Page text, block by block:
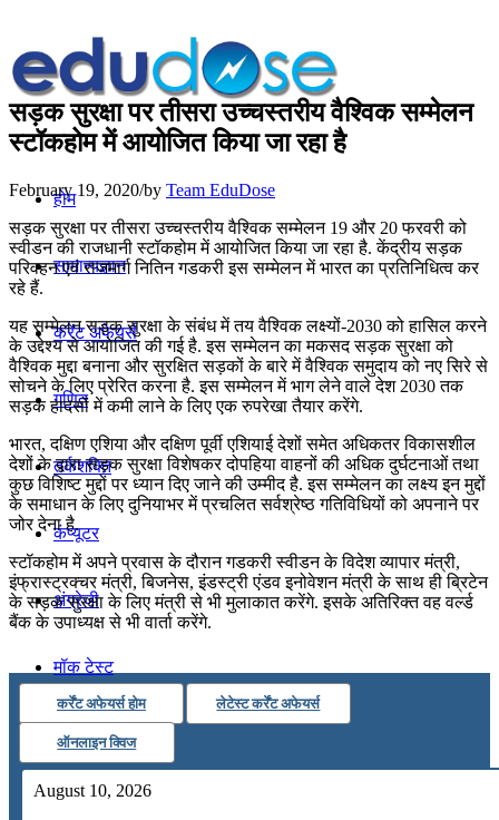
होम
सामान्यज्ञान
करेंट अफेयर्स
गणित
तर्कशक्ति
कंप्यूटर
अंग्रेजी
मॉक टेस्ट
टुडेज जीके
Menu Menu
सड़क सुरक्षा पर तीसरा उच्चस्तरीय वैश्विक सम्मेलन
स्टॉकहोम में आयोजित किया जा रहा है
February 19, 2020/by Team EduDose
सड़क सुरक्षा पर तीसरा उच्चस्तरीय वैश्विक सम्मेलन 19 और 20 फरवरी को
स्वीडन की राजधानी स्टॉकहोम में आयोजित किया जा रहा है. केंद्रीय सड़क
परिवहन एवं राजमार्ग नितिन गडकरी इस सम्मेलन में भारत का प्रतिनिधित्व कर
रहे हैं.
यह सम्मेलन सड़क सुरक्षा के संबंध में तय वैश्विक लक्ष्यों-2030 को हासिल करने
के उद्देश्य से आयोजित की गई है. इस सम्मेलन का मकसद सड़क सुरक्षा को
वैश्विक मुद्दा बनाना और सुरक्षित सड़कों के बारे में वैश्विक समुदाय को नए सिरे से
सोचने के लिए प्रेरित करना है. इस सम्मेलन में भाग लेने वाले देश 2030 तक
सड़क हादसों में कमी लाने के लिए एक रुपरेखा तैयार करेंगे.
भारत, दक्षिण एशिया और दक्षिण पूर्वी एशियाई देशों समेत अधिकतर विकासशील
देशों के द्वारा सड़क सुरक्षा विशेषकर दोपहिया वाहनों की अधिक दुर्घटनाओं तथा
कुछ विशिष्ट मुद्दों पर ध्यान दिए जाने की उम्मीद है. इस सम्मेलन का लक्ष्य इन मुद्दों
के समाधान के लिए दुनियाभर में प्रचलित सर्वश्रेष्ठ गतिविधियों को अपनाने पर
जोर देना है.
स्टॉकहोम में अपने प्रवास के दौरान गडकरी स्वीडन के विदेश व्यापार मंत्री,
इंफ्रास्ट्रक्चर मंत्री, बिजनेस, इंडस्ट्री एंडव इनोवेशन मंत्री के साथ ही ब्रिटेन
के सड़क सुरक्षा के लिए मंत्री से भी मुलाकात करेंगे. इसके अतिरिक्त वह वर्ल्ड
बैंक के उपाध्यक्ष से भी वार्ता करेंगे.
कर्रेंट अफेयर्स होम लेटेस्ट कर्रेंट अफेयर्स
ऑनलाइन क्विज
August 10, 2026